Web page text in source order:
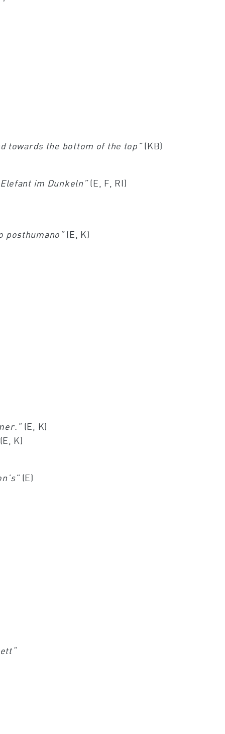
towards the bottom of the top”(KB)
im Dunkeln”(E, F, RI)
posthumano”(E, K)
(E, K)
K)
(E)